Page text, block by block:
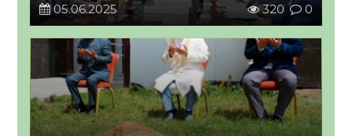
05.06.2025
320 0